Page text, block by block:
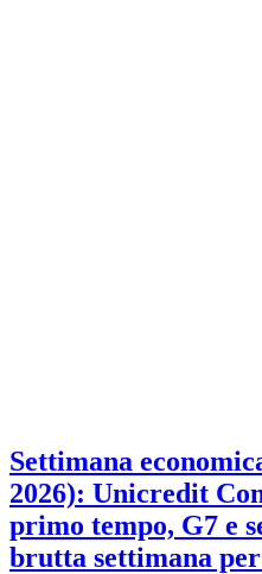
Settimana
2026): Unicredit
primo tempo, G7 e
brutta settimana